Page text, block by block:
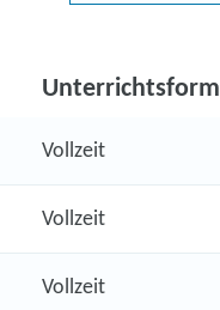
Unterrichtsform
Vollzeit
Vollzeit
Vollzeit